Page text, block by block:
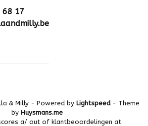
68 17
& Milly - Powered by Lightspeed- Theme
by Huysmans.me
a/ out of klantbeoordelingen at